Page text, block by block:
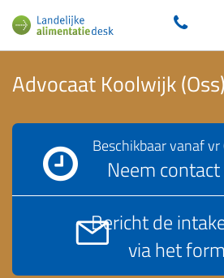
Advocaat Koolwijk (Oss)
Beschikbaar vanafvr
Neem
Bericht de
via het